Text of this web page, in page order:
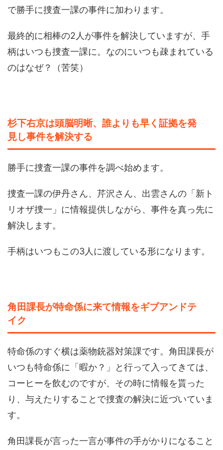
で勝手に捜査一課の事件に加わります。
最終的に相棒の2人が事件を解決していますが、手
柄はいつも捜査一課に。なのにいつも疎まれている
のはなぜ？（苦笑）
杉下右京は頭脳明晰、誰よりも早く証拠を発
見し事件を解決する
勝手に捜査一課の事件を調べ始めます。
捜査一課の伊丹さん、芹沢さん、出雲さんの「新ト
リオザ捜一」に情報提供しながら、事件を真っ先に
解決します。
手柄はいつもこの3人に渡している形になります。
角田課長が特命係に来て情報をギブアンドテ
イク
特命係のすぐ横は薬物銃器対策課です。角田課長が
いつも特命係に「暇か？」と行って入ってきては、
コーヒーを飲むのですが、その時に情報を貰った
り、与えたりすることで捜査の解決に近づいていま
す。
角田課長が言った一言が事件の手がかりになること